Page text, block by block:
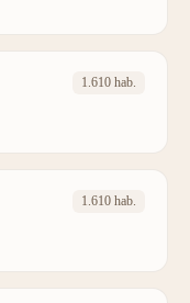
1.610 hab.
1.610 hab.